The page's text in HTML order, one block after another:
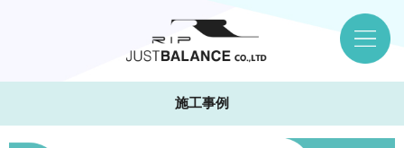
施工事例